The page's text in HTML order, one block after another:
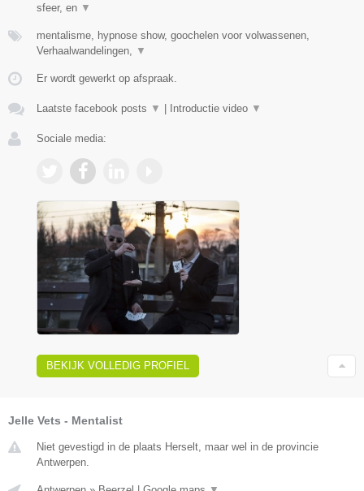
sfeer, en ▼
mentalisme, hypnose show, goochelen voor volwassenen,
Verhaalwandelingen,
▼
Er wordt gewerkt op afspraak.
Laatste facebook posts ▼ | Introductie video ▼
Sociale media:
BEKIJK VOLLEDIG PROFIEL
Jelle Vets - Mentalist
Niet gevestigd in de plaats Herselt, maar wel in de provincie
Antwerpen.